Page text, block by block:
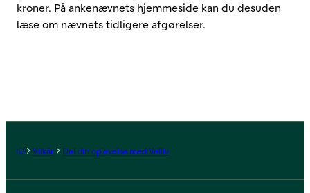
kroner. På ankenævnets hjemmeside kan du desuden
læse om nævnets tidligere afgørelser.
Forside
Vilkår Del din oplevelse med Velliv